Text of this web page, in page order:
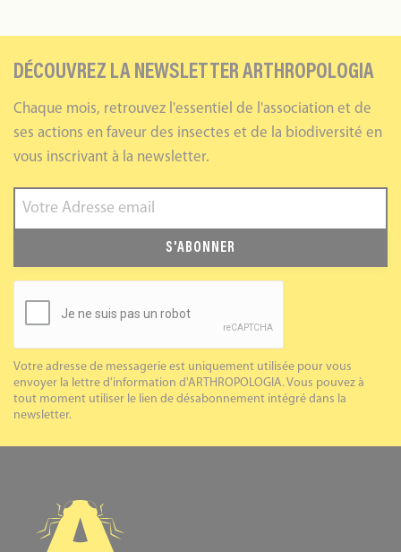
DÉCOUVREZ LA NEWSLETTER ARTHROPOLOGIA
Chaque mois, retrouvez l'essentiel de l'association et de
ses actions en faveur des insectes et de la biodiversité en
vous inscrivant à la newsletter.
S'ABONNER
Votre adresse de messagerie est uniquement utilisée pour vous
envoyer la lettre d'information d'ARTHROPOLOGIA. Vous pouvez à
tout moment utiliser le lien de désabonnement intégré dans la
newsletter.